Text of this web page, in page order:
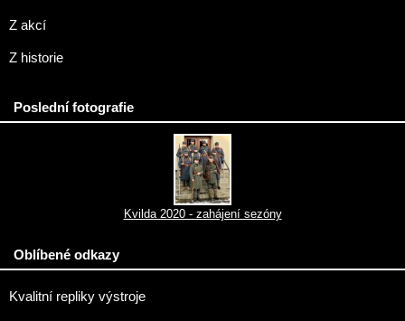
Z akcí
Z historie
Poslední fotografie
Kvilda 2020 - zahájení sezóny
Oblíbené odkazy
Kvalitní repliky výstroje